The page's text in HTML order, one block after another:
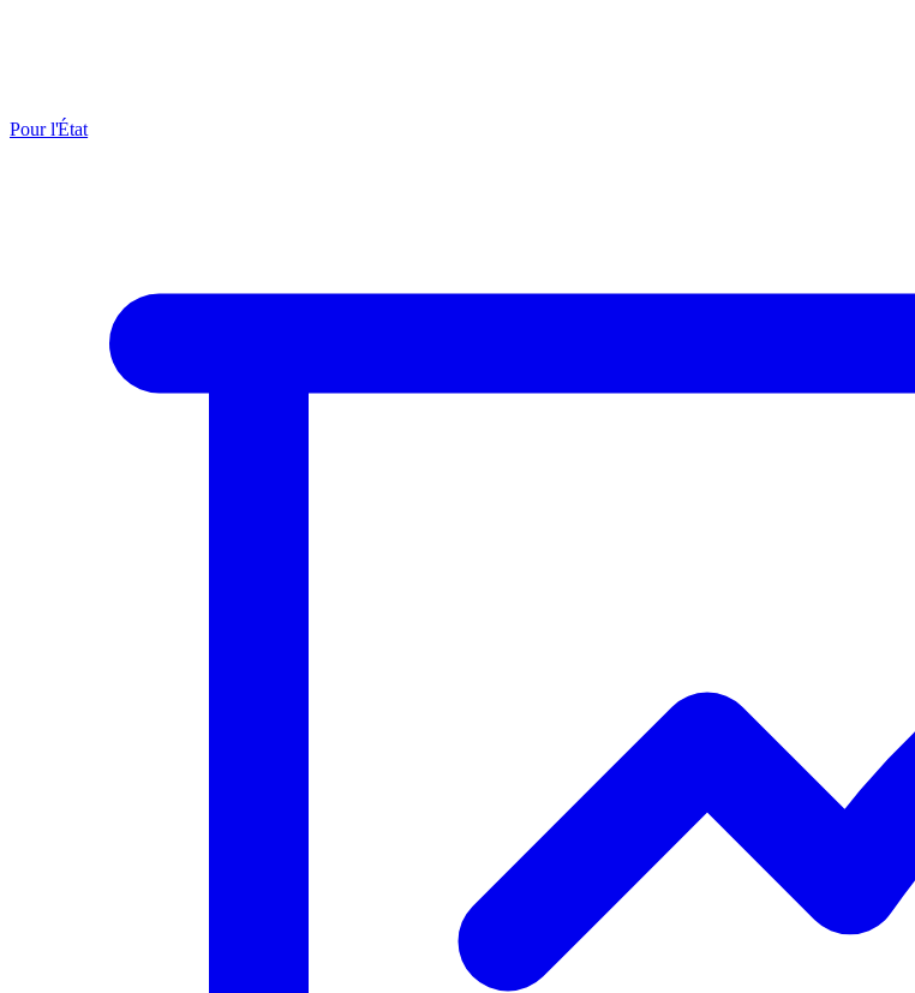
Pour l'État